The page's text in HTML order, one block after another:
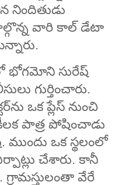
నిందితుడు
వారి కాల్ డేటా
సురేష్‌
గుర్తించారు.
ఒక ప్లేస్‌ నుంచి
పాత్ర పోషించాడు
ఒక స్థలంలో
చేశారు. కానీ
గ్రామస్తులంతా వేరే